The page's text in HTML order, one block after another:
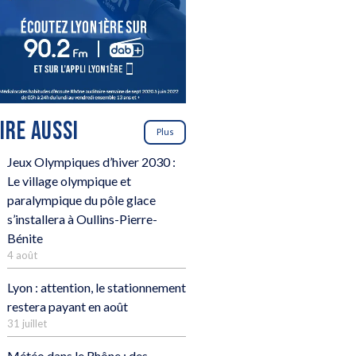
AUSSI Plus
Jeux Olympiques d’hiver 2030 :
Le village olympique et
paralympique du pôle glace
s’installera à Oullins-Pierre-
Bénite
4 août
Lyon : attention, le stationnement
restera payant en août
31 juillet